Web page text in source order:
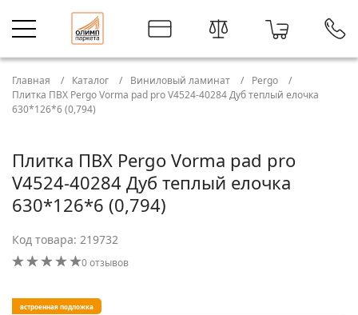
Главная Каталог Виниловый ламинат
Pergo
Плитка ПВХ Pergo Vorma pad pro V4524-40284 Дуб теплый елочка
630*126*6 (0,794)
Плитка ПВХ Pergo Vorma pad pro
V4524-40284 Дуб теплый елочка
630*126*6 (0,794)
Код товара: 219732
0 отзывов
встроенная подложка